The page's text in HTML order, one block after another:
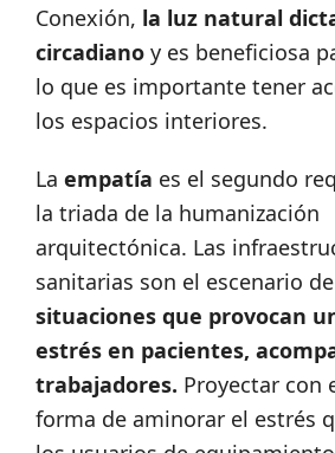
Conexión, la luz natural
circadiano y es beneficiosa
lo que es importante tener
los espacios interiores.
La empatía es el segundo
la triada de la humanización
arquitectónica. Las
sanitarias son el escenario
situaciones que provocan
estrés en pacientes,
trabajadores. Proyectar con
forma de aminorar el estrés